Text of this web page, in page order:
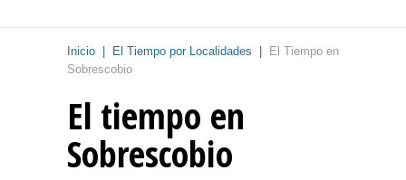
Inicio El Tiempo por Localidades
El Tiempo en
Sobrescobio
El tiempo en
Sobrescobio